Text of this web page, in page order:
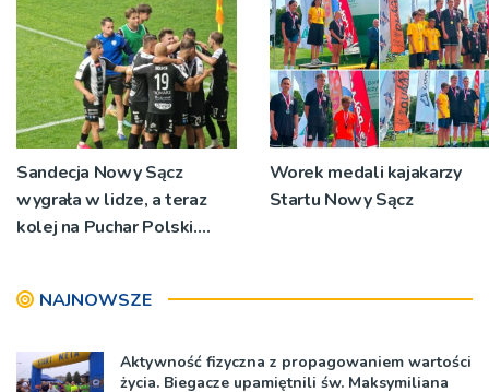
Sandecja Nowy Sącz
wygrała w lidze, a teraz
kolej na Puchar Polski.
Worek medali kajakarzy
Startu Nowy Sącz
NAJNOWSZE
Aktywność fizyczna z propagowaniem wartości
życia. Biegacze upamiętnili św. Maksymiliana